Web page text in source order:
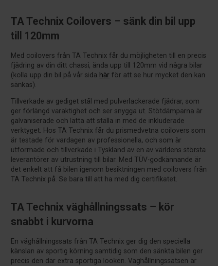
TA Technix Coilovers – sänk din bil upp
till 120mm
Med coilovers från TA Technix får du möjligheten till en precis
fjädring av din ditt chassi, ända upp till 120mm vid några bilar
(kolla upp din bil på vår sida här för att se hur mycket den kan
sänkas).
Tillverkade av gediget stål med pulverlackerade fjädrar, som
ger förlängd varaktighet och ser snygga ut. Stötdämparna är
galvaniserade och lätta att ställa in med de inkluderade
verktyget. Hos TA Technix får du prismedvetna coilovers som
är testade för vardagen av professionella, och som är
utformade och tillverkade i Tyskland av en av världens största
leverantörer av utrustning till bilar. Med TÜV-godkännande är
det enkelt att få bilen igenom besiktningen med coilovers från
TA Technix på. Se bara till att ha med dig certifikatet.
TA Technix väghållningssats – kör
snabbt i kurvorna
En väghållningssats från TA Technix ger dig den speciella
känslan av sportig körning samtidig som den sänkta bilen ger
precis den där extra sportiga looken. Väghållningssatsen är